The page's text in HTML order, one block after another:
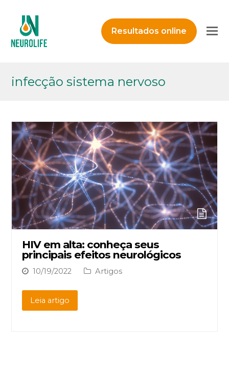
Resultados online
infecção sistema nervoso
HIV em alta: conheça seus
principais efeitos neurológicos
10/19/2022 Artigos
Leia artigo